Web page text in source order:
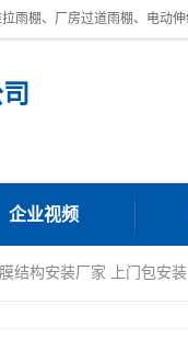
企业视频
结构安装厂家 上门包安装